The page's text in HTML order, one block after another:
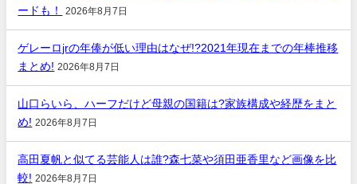
ードも！
2026年8月7日
ゲレーロjrの年俸が低い理由はなぜ!?2021年現在までの年棒推移
まとめ! 2026年8月7日
山口らいら、ハーフだけど母親の国籍は?家族構成や経歴をまと
め! 2026年8月7日
高田夏帆と似てる芸能人は誰?森七菜や須田亜香里など画像を比
較! 2026年8月7日